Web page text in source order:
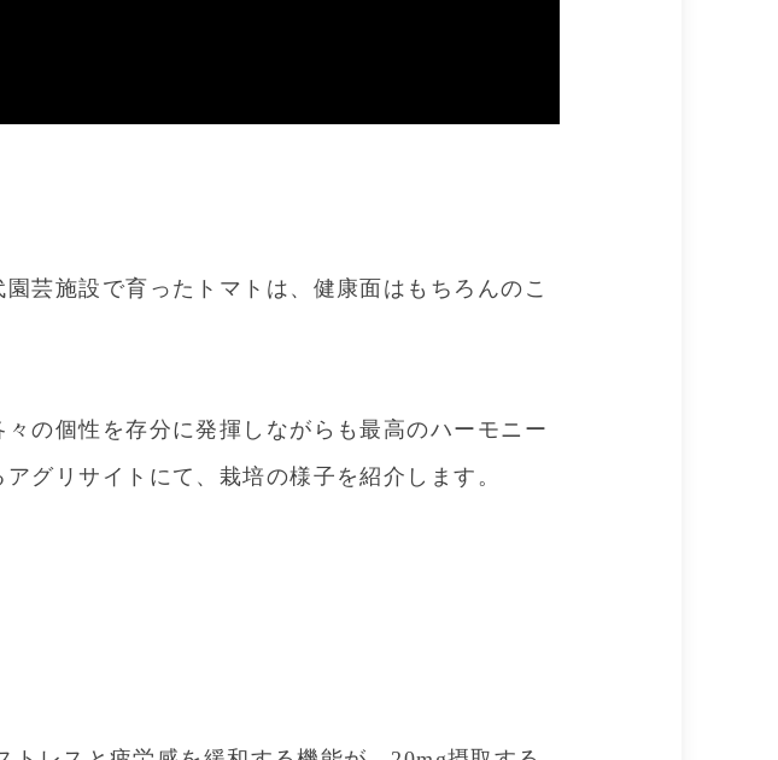
芸施設で育ったトマトは、健康面はもちろんのこ
の個性を存分に発揮しながらも最高のハーモニー
グリサイトにて、栽培の様子を紹介します。